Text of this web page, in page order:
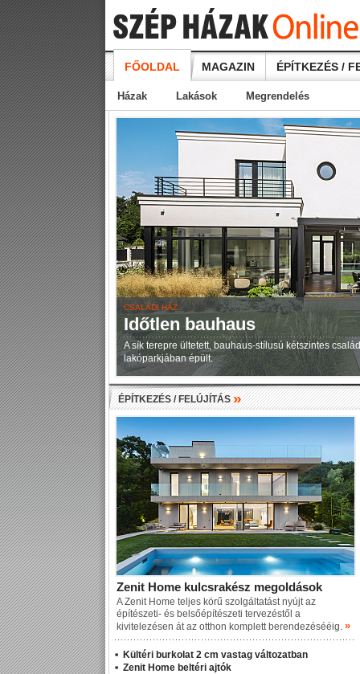
FŐOLDAL MAGAZIN ÉPÍTKEZÉS /
Házak Lakások Megrendelés
CSALÁDI HÁZ
Időtlen bauhaus
A sík terepre ültetett, bauhaus-stílusú kétszintes
lakóparkjában épült.
ÉPÍTKEZÉS / FELÚJÍTÁS»
Zenit Home kulcsrakész megoldások
A Zenit Home teljes körű szolgáltatást nyújt az
építészeti- és belsőépítészeti tervezéstől a
kivitelezésen át az otthon komplett berendezésééig. »
Kültéri burkolat 2 cm vastag változatban
Zenit Home beltéri ajtók